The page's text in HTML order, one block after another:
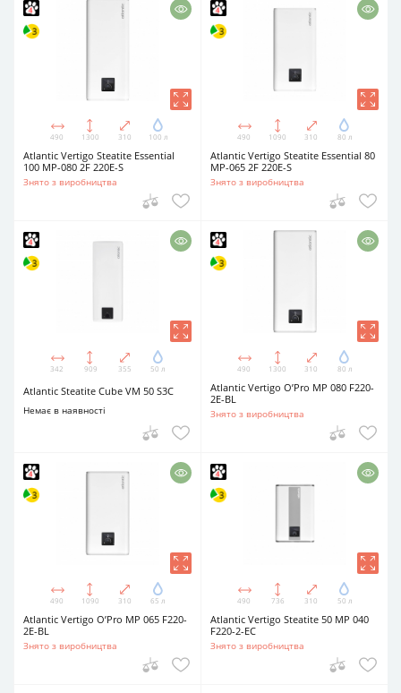
490 1300 310 100 л
Atlantic Vertigo Steatite Essential
100 MP-080 2F 220E-S
Знято з виробництва
490 1090 310 80 л
Atlantic Vertigo Steatite Essential 80
MP-065 2F 220E-S
Знято з виробництва
342 909 355 50 л
Atlantic Steatite Cube VM 50 S3C
Немає в наявності
490 1300 310 80 л
Atlantic Vertigo O’Pro MP 080 F220-
2E-BL
Знято з виробництва
490 1090 310 65 л
Atlantic Vertigo O’Pro MP 065 F220-
2E-BL
Знято з виробництва
490 736 310 50 л
Atlantic Vertigo Steatite 50 MP 040
F220-2-EC
Знято з виробництва